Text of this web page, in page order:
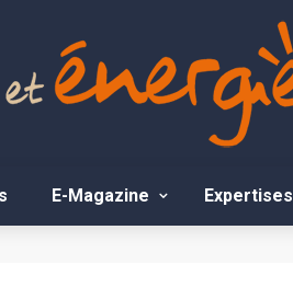
E-Magazine Expertises